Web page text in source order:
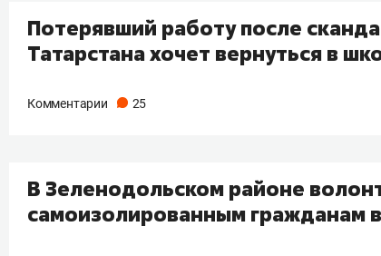
Потерявший работу после
Татарстана хочет вернуться в
Комментарии 25
В Зеленодольском районе
самоизолированным гражданам